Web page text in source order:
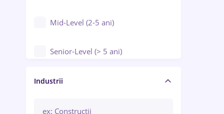
Mid-Level (2-5 ani)
Senior-Level (> 5 ani)
Manager / Executiv
Industrii